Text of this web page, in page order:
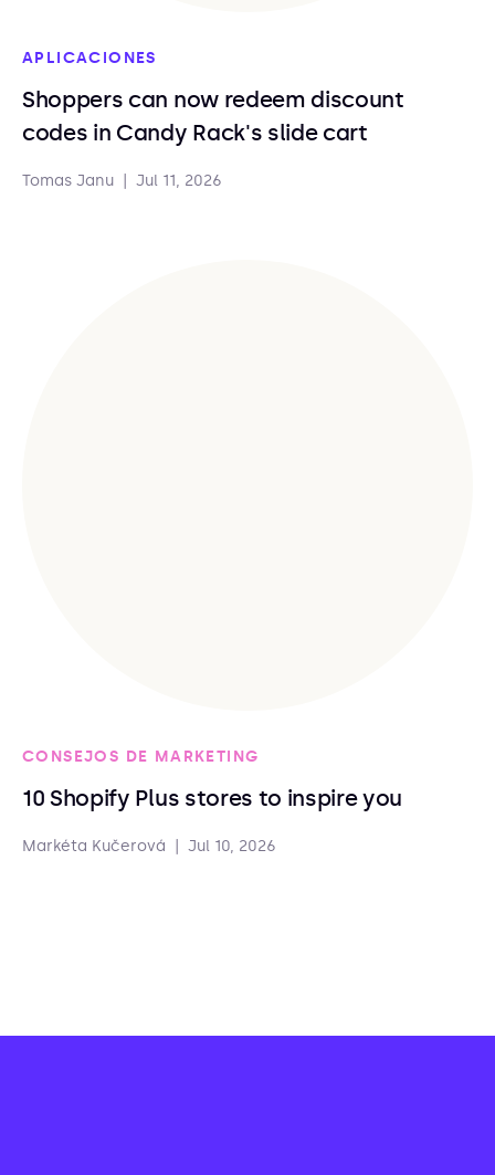
APLICACIONES
Shoppers can now redeem discount
codes in Candy Rack's slide cart
Tomas Janu Jul 11, 2026
CONSEJOS DE MARKETING
10 Shopify Plus stores to inspire you
Markéta Kučerová Jul 10, 2026